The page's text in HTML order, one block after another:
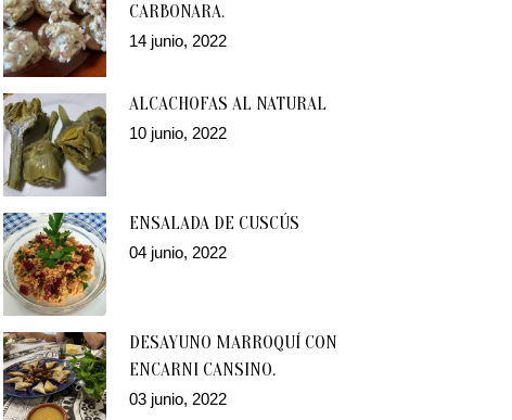
CARBONARA.
14 junio, 2022
ALCACHOFAS AL NATURAL
10 junio, 2022
ENSALADA DE CUSCÚS
04 junio, 2022
DESAYUNO MARROQUÍ CON
ENCARNI CANSINO.
03 junio, 2022